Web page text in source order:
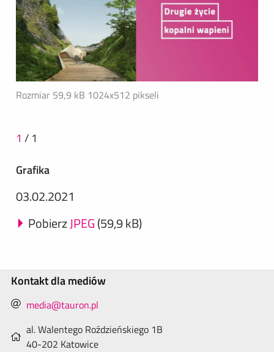
Rozmiar 59,9 kB 1024x512 pikseli
1 / 1
Grafika
03.02.2021
PobierzJPEG(59,9 kB)
Kontakt dla mediów
media@tauron.pl
al. Walentego Roździeńskiego 1B
40-202 Katowice